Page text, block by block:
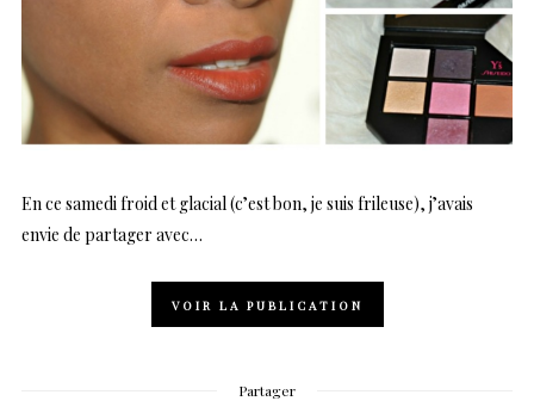
En ce samedi froid et glacial (c’est bon, je suis frileuse), j’avais
envie de partager avec…
VOIR LA PUBLICATION
Partager